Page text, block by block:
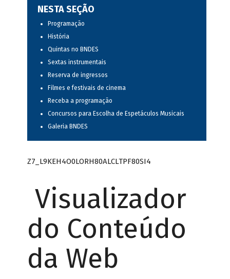
NESTA SEÇÃO
Programação
História
Quintas no BNDES
Sextas instrumentais
Reserva de ingressos
Filmes e festivais de cinema
Receba a programação
Concursos para Escolha de Espetáculos Musicais
Galeria BNDES
Z7_L9KEH4O0LORH80ALCLTPF80SI4
Visualizador
do Conteúdo
da Web